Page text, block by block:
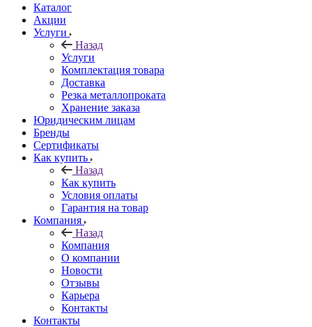
Каталог
Акции
Услуги
Назад
Услуги
Комплектация товара
Доставка
Резка металлопроката
Хранение заказа
Юридическим лицам
Бренды
Сертификаты
Как купить
Назад
Как купить
Условия оплаты
Гарантия на товар
Компания
Назад
Компания
О компании
Новости
Отзывы
Карьера
Контакты
Контакты